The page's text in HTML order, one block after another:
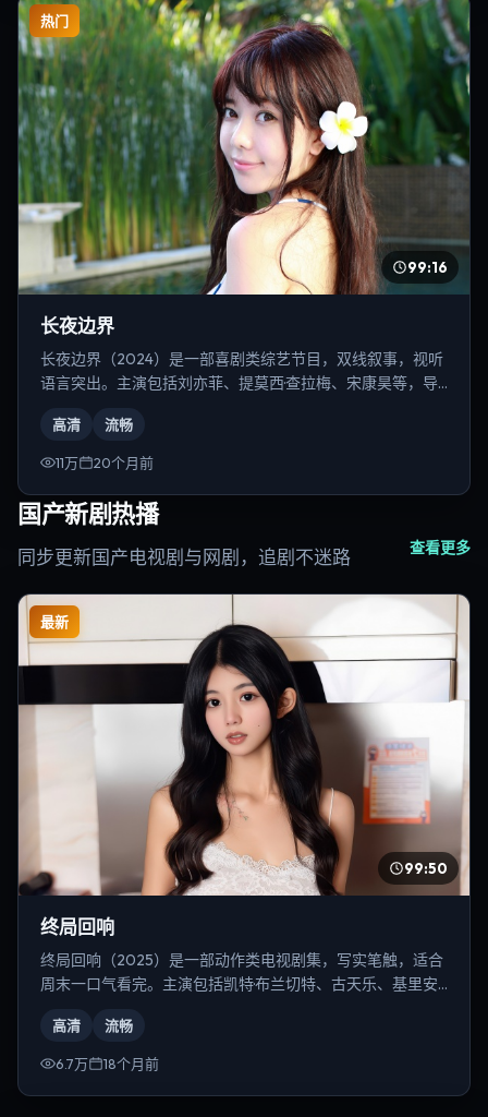
热门
99:16
长夜边界
长夜边界（2024）是一部喜剧类综艺节目，双线叙事，视听
语言突出。主演包括刘亦菲、提莫西·查拉梅、宋康昊等，导
高清 流畅
11万 20个月前
国产新剧热播
同步更新国产电视剧与网剧，追剧不迷路 查看更多
最新
99:50
终局回响
终局回响（2025）是一部动作类电视剧集，写实笔触，适合
周末一口气看完。主演包括凯特·布兰切特、古天乐、基里安·
高清 流畅
6.7万 18个月前